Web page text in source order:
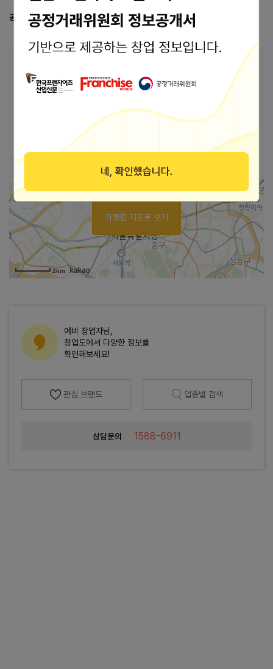
공정거래위원회 등록 정보 공정위 정보공개서 열람
본사상호 돈카츠마켙
경기 시흥시 서울대학로264번길 25 경기도 시흥
시 서울대학로264번길 25 613호
2km
가맹점 지도로 보기
예비 창업자님,
창업도에서 다양한 정보를
확인해보세요!
관심 브랜드 업종별 검색
상담문의 1588-6911